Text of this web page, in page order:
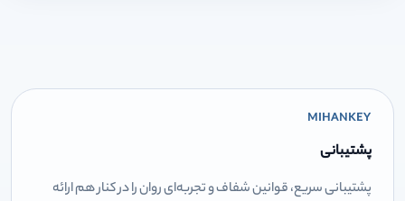
MIHANKEY
پشتیبانی
پشتیبانی سریع، قوانین شفاف و تجربه‌ای روان را در کنار هم ارائه